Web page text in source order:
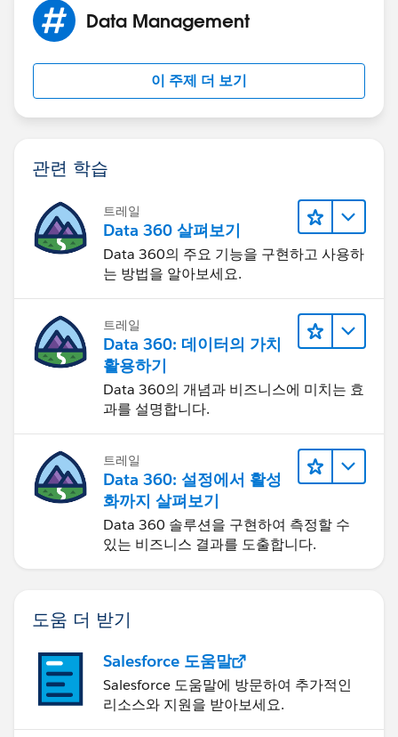
Data Management
이 주제 더 보기
관련 학습
트레일
Data 360 살펴보기
Data 360의 주요 기능을 구현하고 사용하
는 방법을 알아보세요.
트레일
Data 360: 데이터의 가치
활용하기
Data 360의 개념과 비즈니스에 미치는 효
과를 설명합니다.
트레일
Data 360: 설정에서 활성
화까지 살펴보기
Data 360 솔루션을 구현하여 측정할 수
있는 비즈니스 결과를 도출합니다.
도움 더 받기
Salesforce 도움말
Salesforce 도움말에 방문하여 추가적인
리소스와 지원을 받아보세요.